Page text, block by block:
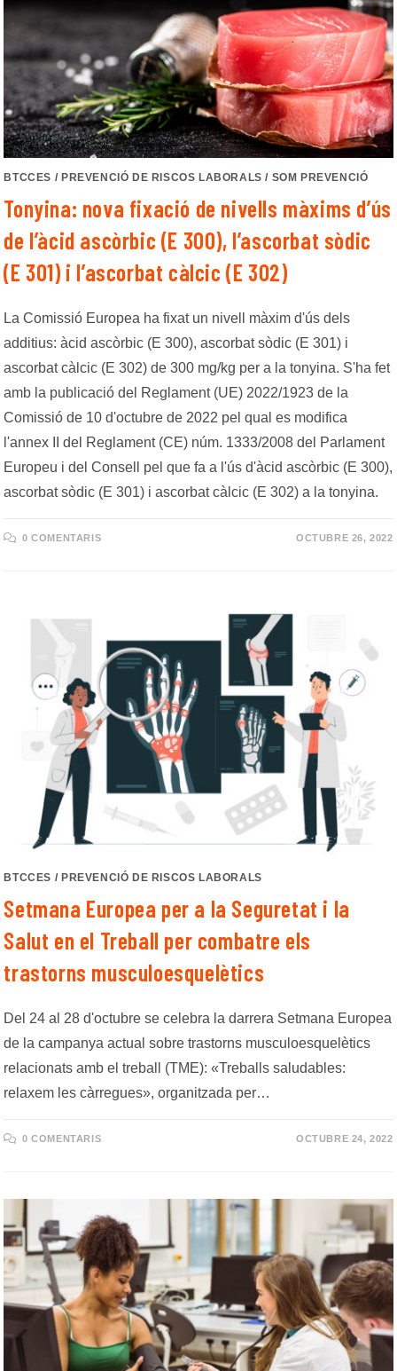
BTCCES / PREVENCIÓ DE RISCOS LABORALS / SOM PREVENCIÓ
Tonyina: nova fixació de nivells màxims d’ús
de l’àcid ascòrbic (E 300), l’ascorbat sòdic
(E 301) i l’ascorbat càlcic (E 302)
La Comissió Europea ha fixat un nivell màxim d'ús dels
additius: àcid ascòrbic (E 300), ascorbat sòdic (E 301) i
ascorbat càlcic (E 302) de 300 mg/kg per a la tonyina. S'ha fet
amb la publicació del Reglament (UE) 2022/1923 de la
Comissió de 10 d'octubre de 2022 pel qual es modifica
l'annex II del Reglament (CE) núm. 1333/2008 del Parlament
Europeu i del Consell pel que fa a l'ús d'àcid ascòrbic (E 300),
ascorbat sòdic (E 301) i ascorbat càlcic (E 302) a la tonyina.
0 COMENTARIS OCTUBRE 26, 2022
BTCCES / PREVENCIÓ DE RISCOS LABORALS
Setmana Europea per a la Seguretat i la
Salut en el Treball per combatre els
trastorns musculoesquelètics
Del 24 al 28 d'octubre se celebra la darrera Setmana Europea
de la campanya actual sobre trastorns musculoesquelètics
relacionats amb el treball (TME): «Treballs saludables:
relaxem les càrregues», organitzada per…
0 COMENTARIS OCTUBRE 24, 2022